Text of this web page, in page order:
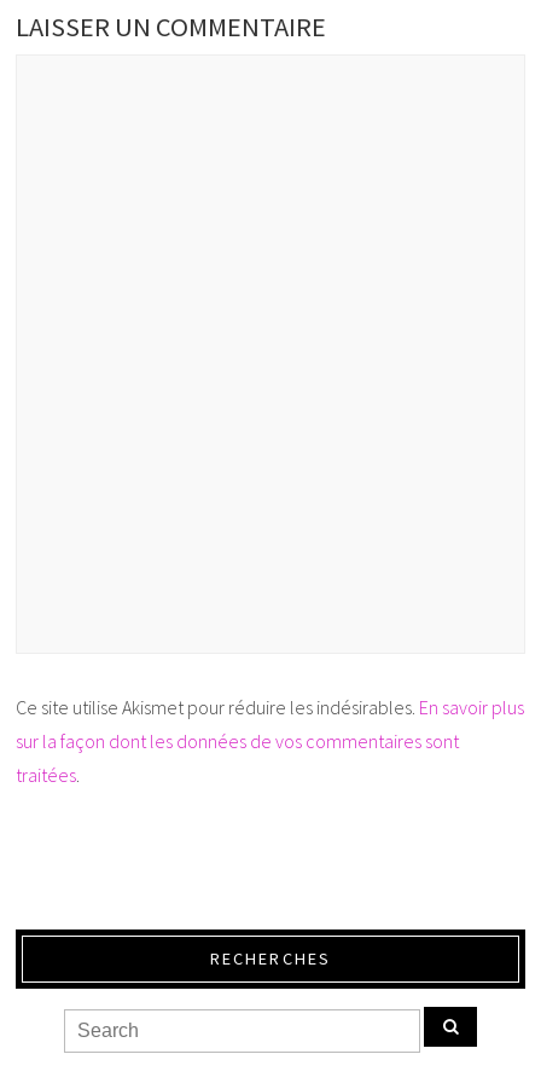
LAISSER UN COMMENTAIRE
Ce site utilise Akismet pour réduire les indésirables. En savoir plus
sur la façon dont les données de vos commentaires sont
traitées.
RECHERCHES